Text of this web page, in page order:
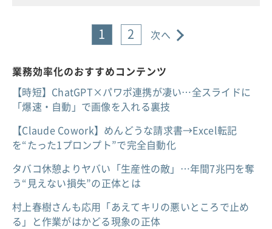
1 2 次へ
業務効率化のおすすめコンテンツ
【時短】ChatGPT×パワポ連携が凄い…全スライドに
「爆速・自動」で画像を入れる裏技
【Claude Cowork】めんどうな請求書→Excel転記
を“たった1プロンプト”で完全自動化
タバコ休憩よりヤバい「生産性の敵」…年間7兆円を奪
う“見えない損失”の正体とは
村上春樹さんも応用「あえてキリの悪いところで止め
る」と作業がはかどる現象の正体